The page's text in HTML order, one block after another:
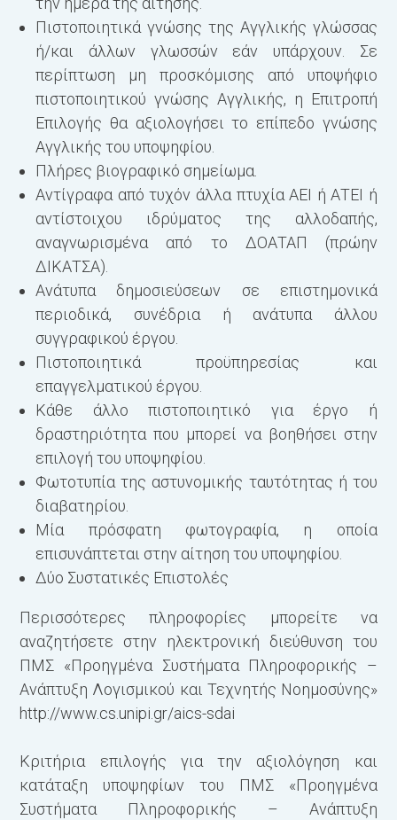
Πιστοποιητικά γνώσης της Αγγλικής γλώσσας
ή/και άλλων γλωσσών εάν υπάρχουν. Σε
περίπτωση μη προσκόμισης από υποψήφιο
πιστοποιητικού γνώσης Αγγλικής, η Επιτροπή
Επιλογής θα αξιολογήσει το επίπεδο γνώσης
Αγγλικής του υποψηφίου.
Πλήρες βιογραφικό σημείωμα.
Αντίγραφα από τυχόν άλλα πτυχία ΑΕΙ ή ΑΤΕΙ ή
αντίστοιχου ιδρύματος της αλλοδαπής,
αναγνωρισμένα από το ΔΟΑΤΑΠ (πρώην
ΔΙΚΑΤΣΑ).
Ανάτυπα δημοσιεύσεων σε επιστημονικά
περιοδικά, συνέδρια ή ανάτυπα άλλου
συγγραφικού έργου.
Πιστοποιητικά προϋπηρεσίας και
επαγγελματικού έργου.
Κάθε άλλο πιστοποιητικό για έργο ή
δραστηριότητα που μπορεί να βοηθήσει στην
επιλογή του υποψηφίου.
Φωτοτυπία της αστυνομικής ταυτότητας ή του
διαβατηρίου.
Μία πρόσφατη φωτογραφία, η οποία
επισυνάπτεται στην αίτηση του υποψηφίου.
Δύο Συστατικές Επιστολές
Περισσότερες πληροφορίες μπορείτε να
αναζητήσετε στην ηλεκτρονική διεύθυνση του
ΠΜΣ «Προηγμένα Συστήματα Πληροφορικής –
Ανάπτυξη Λογισμικού και Τεχνητής Νοημοσύνης»
http://www.cs.unipi.gr/aics-sdai
Κριτήρια επιλογής για την αξιολόγηση και
κατάταξη υποψηφίων του ΠΜΣ «Προηγμένα
Συστήματα Πληροφορικής – Ανάπτυξη